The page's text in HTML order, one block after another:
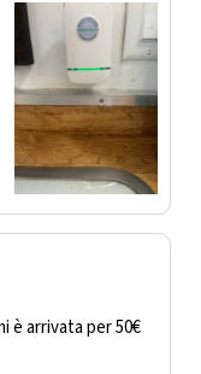
è arrivata per 50€